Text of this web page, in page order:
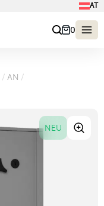
AT
0
/ AN /
NEU